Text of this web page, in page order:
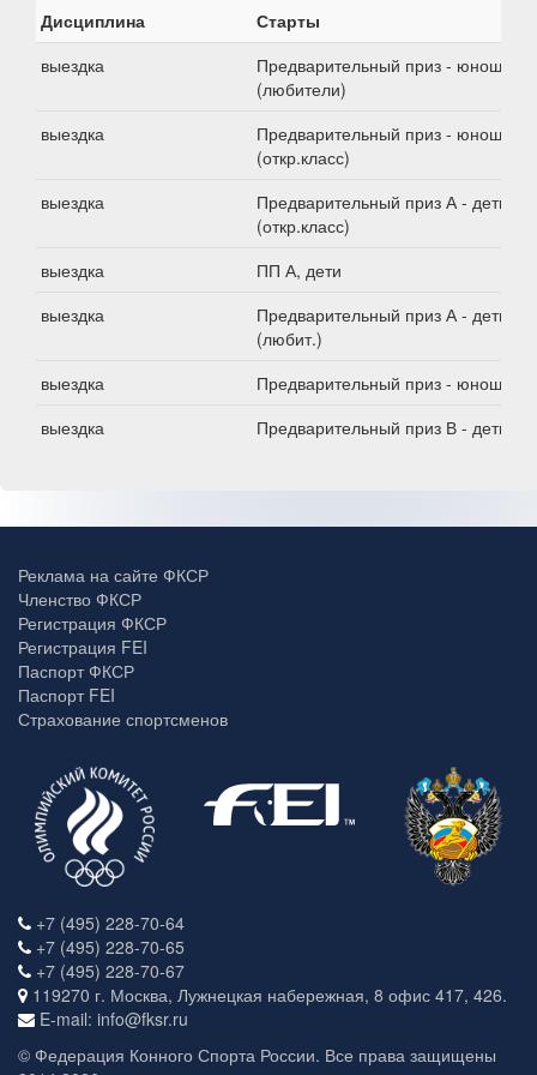
Дисциплина
Старты
выездка
Предварительный приз - юноши
(любители)
выездка
Предварительный приз - юноши
(откр.класс)
выездка
Предварительный приз А - дети
(откр.класс)
выездка
ПП А, дети
выездка
Предварительный приз А - дети
(любит.)
выездка
Предварительный приз - юноши
выездка
Предварительный приз В - дети
Реклама на сайте ФКСР
Членство ФКСР
Регистрация ФКСР
Регистрация FEI
Паспорт ФКСР
Паспорт FEI
Страхование спортсменов
+7 (495) 228-70-64
+7 (495) 228-70-65
+7 (495) 228-70-67
119270 г. Москва, Лужнецкая набережная, 8 офис 417, 426.
E-mail: info@fksr.ru
© Федерация Конного Спорта России. Все права защищены